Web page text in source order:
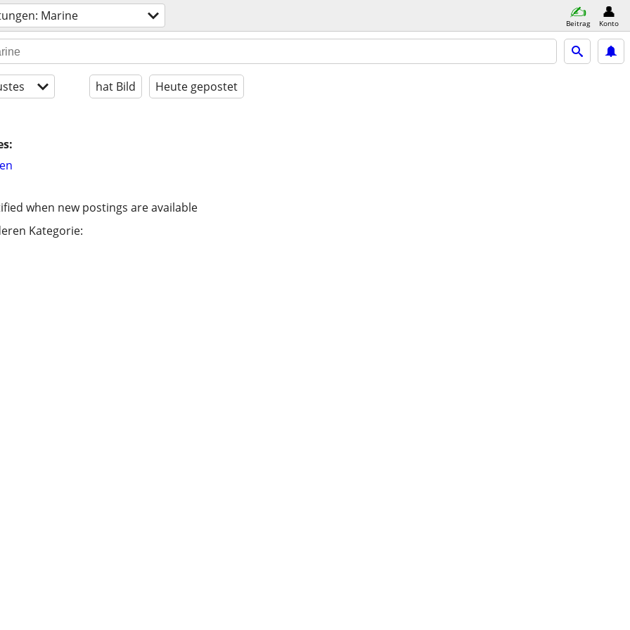
Marine Beitrag Konto
hat Bild Heute gepostet
when new postings are available
Kategorie: